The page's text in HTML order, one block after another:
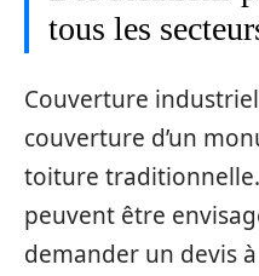
tous les
Couverture
couverture d’un
toiture
peuvent être
demander un devis